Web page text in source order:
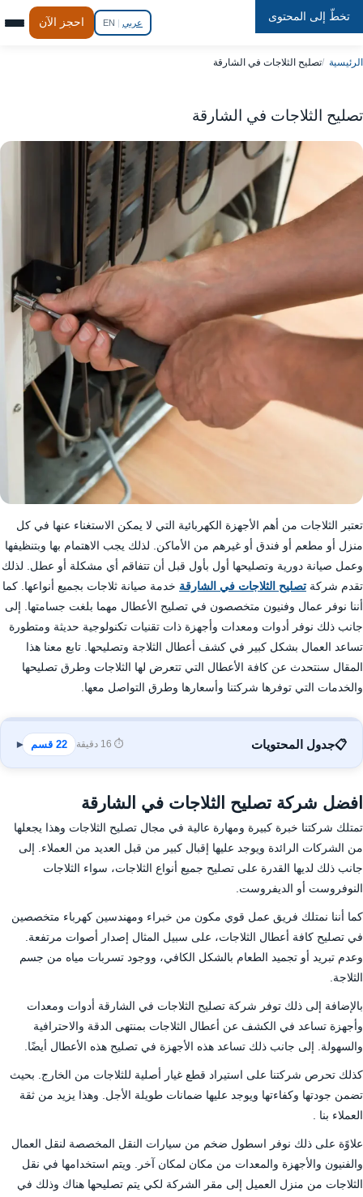
تخطّ إلى المحتوى
RepairIn Home عربي |
EN احجز الآن
الرئيسية تصليح الثلاجات في الشارقة
تصليح الثلاجات في الشارقة
تعتبر الثلاجات من أهم الأجهزة الكهربائية التي لا يمكن الاستغناء عنها في كل
منزل أو مطعم أو فندق أو غيرهم من الأماكن. لذلك يجب الاهتمام بها وبتنظيفها
وعمل صيانة دورية وتصليحها أول بأول قبل أن تتفاقم أي مشكلة أو عطل. لذلك
تقدم شركة تصليح الثلاجات في الشارقة خدمة صيانة ثلاجات بجميع أنواعها. كما
أننا نوفر عمال وفنيون متخصصون في تصليح الأعطال مهما بلغت جسامتها. إلى
جانب ذلك نوفر أدوات ومعدات وأجهزة ذات تقنيات تكنولوجية حديثة ومتطورة
تساعد العمال بشكل كبير في كشف أعطال الثلاجة وتصليحها. تابع معنا هذا
المقال سنتحدث عن كافة الأعطال التي تتعرض لها الثلاجات وطرق تصليحها
والخدمات التي توفرها شركتنا وأسعارها وطرق التواصل معها.
📋جدول المحتويات ⏱️ 16 دقيقة 22 قسم ▾
افضل شركة تصليح الثلاجات في الشارقة
تمتلك شركتنا خبرة كبيرة ومهارة عالية في مجال تصليح الثلاجات وهذا يجعلها
من الشركات الرائدة ويوجد عليها إقبال كبير من قبل العديد من العملاء. إلى
جانب ذلك لديها القدرة على تصليح جميع أنواع الثلاجات، سواء الثلاجات
النوفروست أو الديفروست.
كما أننا نمتلك فريق عمل قوي مكون من خبراء ومهندسين كهرباء متخصصين
في تصليح كافة أعطال الثلاجات، على سبيل المثال إصدار أصوات مرتفعة.
وعدم تبريد أو تجميد الطعام بالشكل الكافي، ووجود تسربات مياه من جسم
الثلاجة.
بالإضافة إلى ذلك توفر شركة تصليح الثلاجات في الشارقة أدوات ومعدات
وأجهزة تساعد في الكشف عن أعطال الثلاجات بمنتهى الدقة والاحترافية
والسهولة. إلى جانب ذلك تساعد هذه الأجهزة في تصليح هذه الأعطال أيضًا.
كذلك تحرص شركتنا على استيراد قطع غيار أصلية للثلاجات من الخارج. بحيث
تضمن جودتها وكفاءتها ويوجد عليها ضمانات طويلة الأجل. وهذا يزيد من ثقة
العملاء بنا .
علاوًة على ذلك نوفر اسطول ضخم من سيارات النقل المخصصة لنقل العمال
والفنيون والأجهزة والمعدات من مكان لمكان آخر. ويتم استخدامها في نقل
الثلاجات من منزل العميل إلى مقر الشركة لكي يتم تصليحها هناك وذلك في